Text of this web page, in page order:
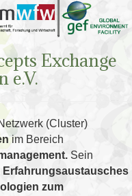
Exchange
e.V.
(Cluster)
im Bereich
Sein
Erfahrungsaustausches
zum